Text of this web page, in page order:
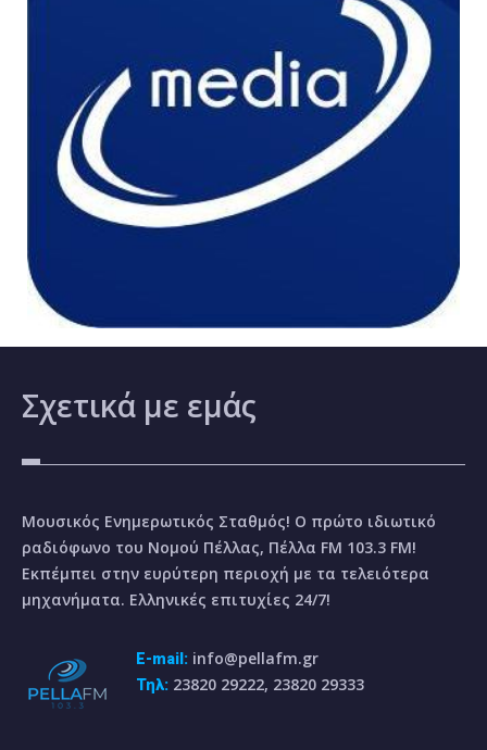
Σχετικά με εμάς
Μουσικός Ενημερωτικός Σταθμός! Ο πρώτο ιδιωτικό
ραδιόφωνο του Νομού Πέλλας, Πέλλα FM 103.3 FM!
Εκπέμπει στην ευρύτερη περιοχή με τα τελειότερα
μηχανήματα. Ελληνικές επιτυχίες 24/7!
E-mail: info@pellafm.gr
Τηλ: 23820 29222, 23820 29333